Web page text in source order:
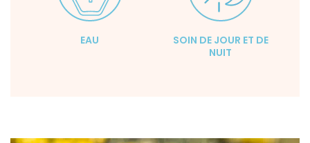
EAU
SOIN DE JOUR ET DE
NUIT